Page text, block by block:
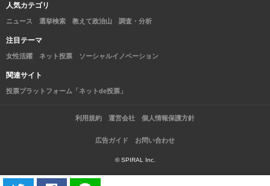
人気カテゴリ
ニュース 選挙検索 教えて政治山 調査・分析
注目テーマ
女性活躍 ネット投票 ソーシャルイノベーション
関連サイト
投票プラットフォーム「ネットde投票」
利用規約 運営会社 個人情報保護方針
広告ガイド お問い合わせ
© SPIRAL Inc.